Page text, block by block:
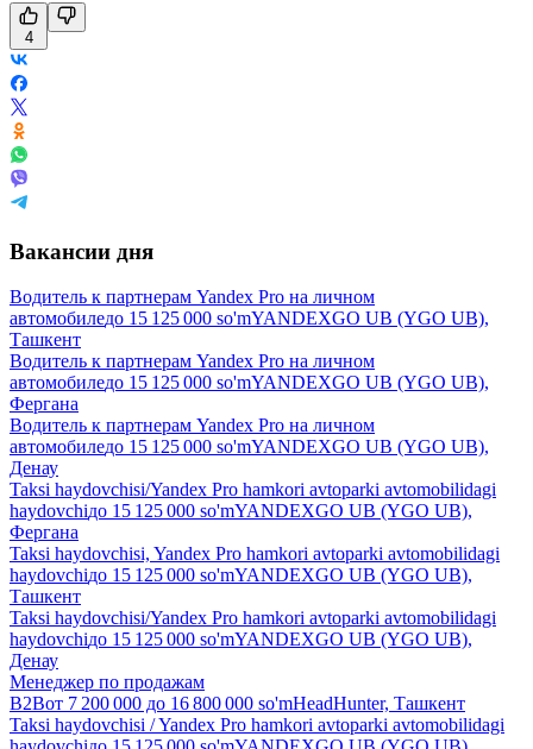
4
Вакансии дня
Водитель к партнерам Yandex Pro на личном
автомобиледо 15 125 000 so'mYANDEXGO UB (YGO UB),
Ташкент
Водитель к партнерам Yandex Pro на личном
автомобиледо 15 125 000 so'mYANDEXGO UB (YGO UB),
Фергана
Водитель к партнерам Yandex Pro на личном
автомобиледо 15 125 000 so'mYANDEXGO UB (YGO UB),
Денау
Taksi haydovchisi/Yandex Pro hamkori avtoparki avtomobilidagi
haydovchiдо 15 125 000 so'mYANDEXGO UB (YGO UB),
Фергана
Taksi haydovchisi, Yandex Pro hamkori avtoparki avtomobilidagi
haydovchiдо 15 125 000 so'mYANDEXGO UB (YGO UB),
Ташкент
Taksi haydovchisi/Yandex Pro hamkori avtoparki avtomobilidagi
haydovchiдо 15 125 000 so'mYANDEXGO UB (YGO UB),
Денау
Менеджер по продажам
B2Bот 7 200 000 до 16 800 000 so'mHeadHunter, Ташкент
Taksi haydovchisi / Yandex Pro hamkori avtoparki avtomobilidagi